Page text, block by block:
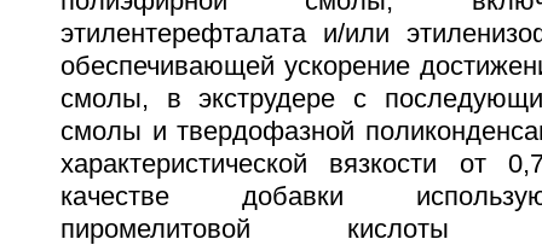
этилентерефталата и/или
обеспечивающей ускорение
смолы, в экструдере с
смолы и твердофазной
характеристической вязкости от
качестве добавки
пиромелитовой